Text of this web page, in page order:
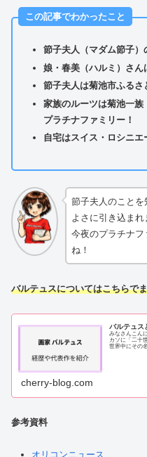
この記事でわかったこと
節子夫人（マダム節子）
娘・春美（ハルミ）さ
節子夫人は菊池市ふるさ
家族のルーツは菊池一
プラチナファミリー！
自宅はスイス・ロシニ
節子夫人のこと
よさに引き込まれ
今夜のプラチナ
ね！
バルテュスについてはこちらで
バルテュス
みなさんこん
カソに「二十
世界中にその
cherry-blog.com
参考資料
オリコンニュース